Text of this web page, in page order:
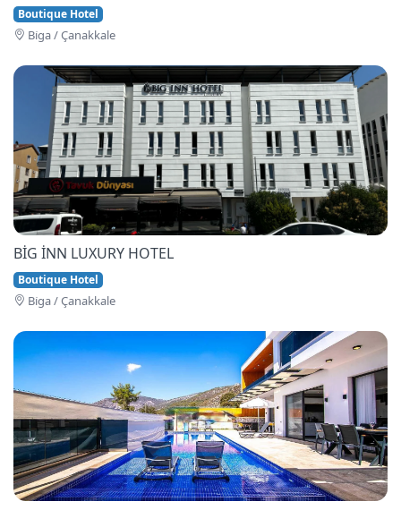
Boutique Hotel
Bi̇ga / Çanakkale
BİG İNN LUXURY HOTEL
Boutique Hotel
Bi̇ga / Çanakkale